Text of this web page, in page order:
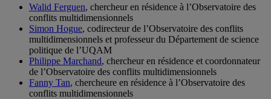
Walid Ferguen, chercheur en résidence à l’Observatoire des
conflits multidimensionnels
Simon Hogue, codirecteur de l’Observatoire des conflits
multidimensionnels et professeur du Département de science
politique de l’UQAM
Philippe Marchand, chercheur en résidence et coordonnateur
de l’Observatoire des conflits multidimensionnels
Fanny Tan, chercheure en résidence à l’Observatoire des
conflits multidimensionnels